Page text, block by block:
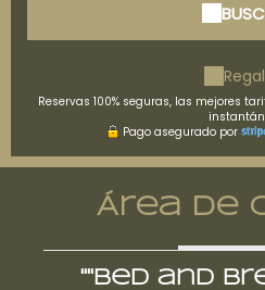
Reservas 100% seguras, las mejores
Pago asegurado por
Área de
""Bed and